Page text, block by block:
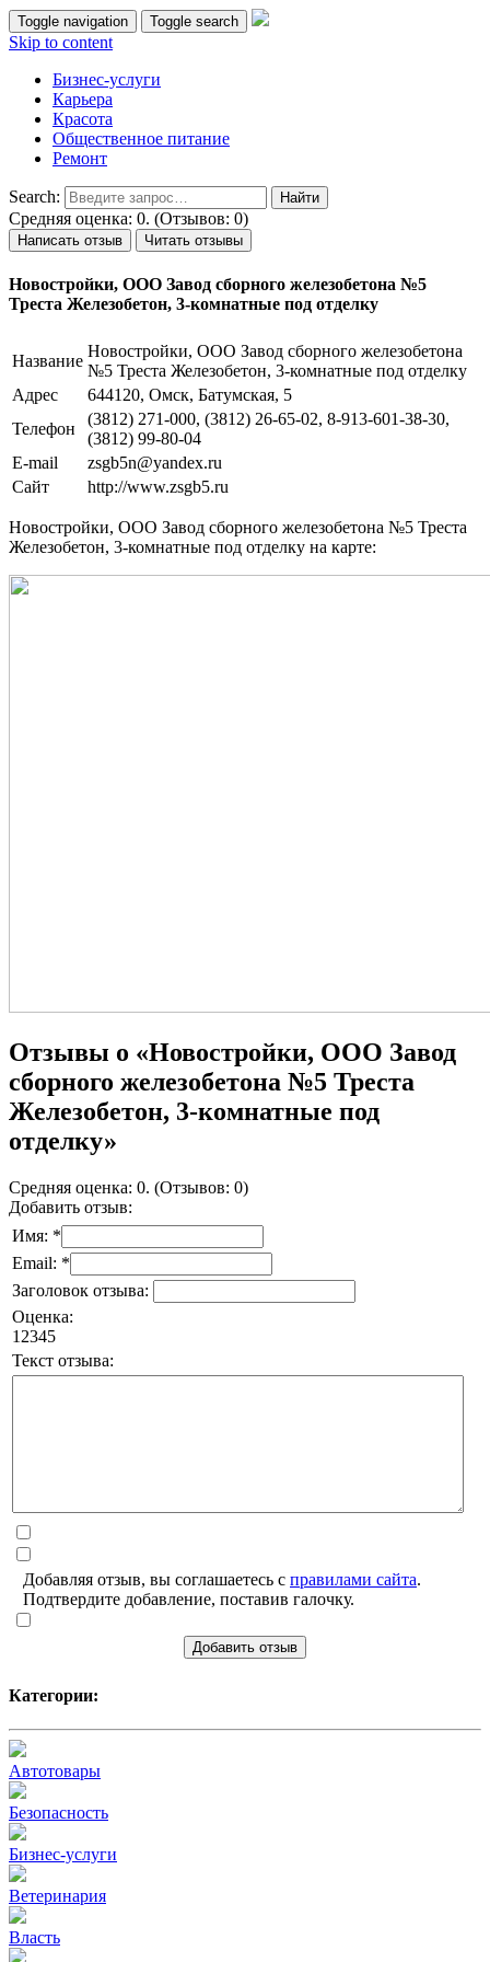
Toggle navigation Toggle search
Skip to content
Бизнес-услуги
Карьера
Красота
Общественное питание
Ремонт
Search:
Средняя оценка: 0. (Отзывов: 0)
Написать отзыв Читать отзывы
Новостройки, ООО Завод сборного железобетона №5
Треста Железобетон, 3-комнатные под отделку
Название
Новостройки, ООО Завод сборного железобетона
№5 Треста Железобетон, 3-комнатные под отделку
Адрес
644120, Омск, Батумская, 5
Телефон
(3812) 271-000, (3812) 26-65-02, 8-913-601-38-30,
(3812) 99-80-04
E-mail
zsgb5n@yandex.ru
Сайт
http://www.zsgb5.ru
Новостройки, ООО Завод сборного железобетона №5 Треста
Железобетон, 3-комнатные под отделку на карте:
Отзывы о «Новостройки, ООО Завод
сборного железобетона №5 Треста
Железобетон, 3-комнатные под
отделку»
Средняя оценка: 0. (Отзывов: 0)
Добавить отзыв:
Имя: *
Email: *
Заголовок отзыва:
Оценка:
1 2345
Текст отзыва:
Добавляя отзыв, вы соглашаетесь с правилами сайта.
Подтвердите добавление, поставив галочку.
Добавить отзыв
Категории:
Автотовары
Безопасность
Бизнес-услуги
Ветеринария
Власть